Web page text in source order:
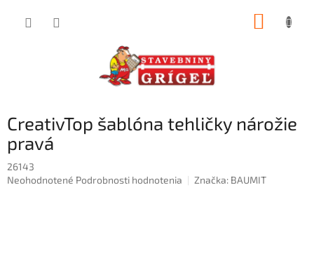
CreativTop šablóna tehličky nárožie
pravá
26143
Priemerné
Neohodnotené Podrobnosti hodnotenia Značka: BAUMIT